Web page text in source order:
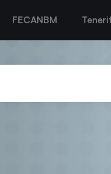
FECANBM
ascenso